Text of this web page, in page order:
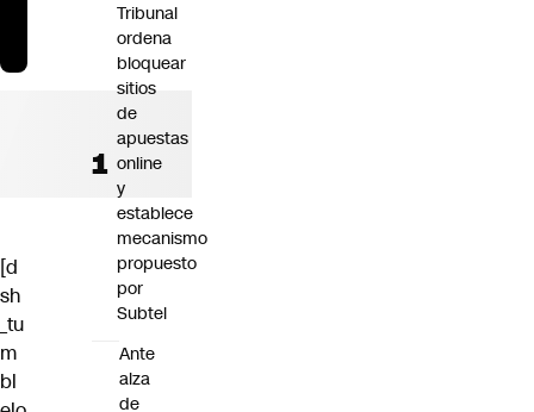
[d
sh
_tu
m
bl
Tribunal
ordena
bloquear
sitios
de
apuestas
online
y
establece
mecanismo
propuesto
por
Subtel
Ante
alza
de